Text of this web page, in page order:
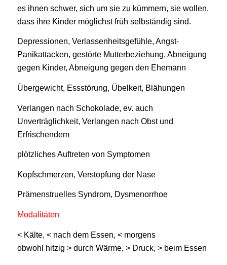
es ihnen schwer, sich um sie zu kümmern, sie wollen,
dass ihre Kinder möglichst früh selbständig sind.
Depressionen, Verlassenheitsgefühle, Angst-
Panikattacken, gestörte Mutterbeziehung, Abneigung
gegen Kinder, Abneigung gegen den Ehemann
Übergewicht, Essstörung, Übelkeit, Blähungen
Verlangen nach Schokolade, ev. auch
Unverträglichkeit, Verlangen nach Obst und
Erfrischendem
plötzliches Auftreten von Symptomen
Kopfschmerzen, Verstopfung der Nase
Prämenstruelles Syndrom, Dysmenorrhoe
Modalitäten
< Kälte, < nach dem Essen, < morgens
obwohl hitzig > durch Wärme, > Druck, > beim Essen